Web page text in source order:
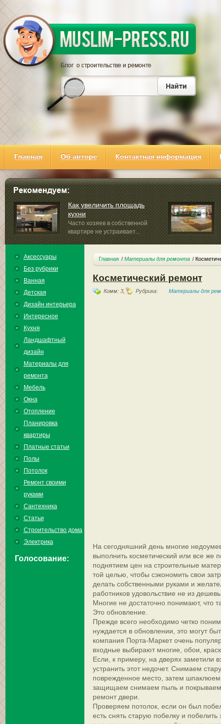
Главная Об авторе Контактная информация
Как увеличить площадь
кухни
Часто хозяев в собственной
квартире не устраивает...
Аксессуары
Без рубрики
Ванная
Детская
Дизайн интерьера
Интересное
Кухня
Ландшафтный
дизайн
Материалы для
ремонта
Мебель
Окна
Отопление
Планировка
квартиры
Платные статьи
Полы
Потолок
Ремонт своими
руками
Сантехника
Статьи
Строительство дома
Электрика
Голосование:
Главная Материалы для ремонта
Косметический ремонт
Комм: 3, Рубрика: Материалы для
На сегодняшний день многие
выполнить косметический или все же
поднятием цен на строительные
той целью, чтобы сэкономить свои
делать собственными руками и
работников удовольствие не из
Многие не достаточно понимают, что
Это обновление.
Прежде всего необходимо четко
нуждается в обновлении, это могут
компания Порта-Маркет очень
входные выбирают многие, обои,
Если, к примеру, на дверях заметили
устранить этот недочет. Снимаем
поврежденное место, затем
защищаем снимаем пыль и покрываем
ремонт двери.
Проверяем потолок, если он был
есть снять старую побелку и